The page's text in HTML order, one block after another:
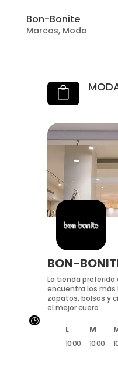
Bon-Bonite
Marcas, Moda

BON-
La tienda
encuentra los
zapatos, bolsos y
el mejor cuero
L M
10:00
10:00
}